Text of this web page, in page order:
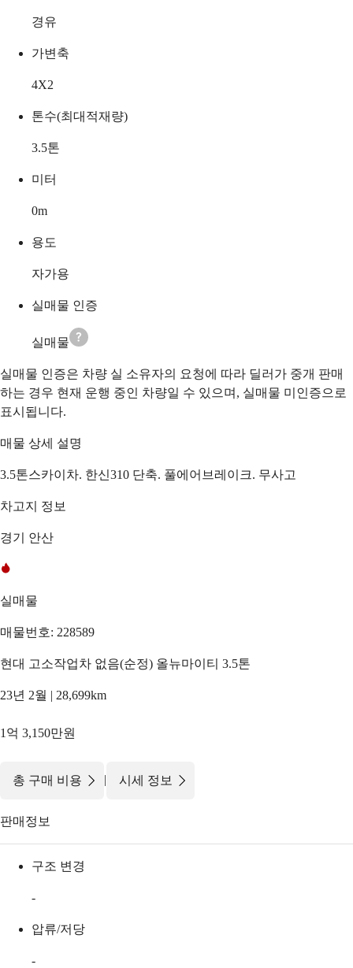
경유
가변축
4X2
톤수(최대적재량)
3.5톤
미터
0m
용도
자가용
실매물 인증
실매물
실매물 인증은 차량 실 소유자의 요청에 따라 딜러가 중개 판매
하는 경우 현재 운행 중인 차량일 수 있으며, 실매물 미인증으로
표시됩니다.
매물 상세 설명
3.5톤스카이차. 한신310 단축. 풀에어브레이크. 무사고
차고지 정보
경기 안산
실매물
매물번호: 228589
현대 고소작업차 없음(순정) 올뉴마이티 3.5톤
23년 2월 | 28,699km
1억 3,150만원
총 구매 비용 | 시세 정보
판매정보
구조 변경
-
압류/저당
-